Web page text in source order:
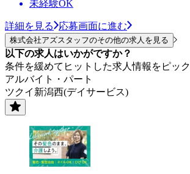
未経験OK
詳細を見る 応募画面に進む
株式会社アズスタッフのその他の求人を見る
以下の求人はいかがですか？
条件を緩めてヒットした求人情報をピッ
アルバイト・パート
ツクイ新潟西(デイサービス)